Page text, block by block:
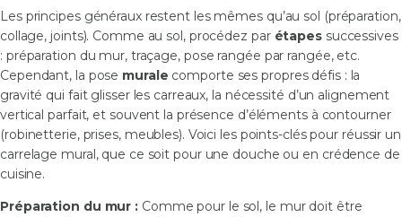
Les principes généraux restent les mêmes qu’au sol (préparation,
collage, joints). Comme au sol, procédez par étapes successives
: préparation du mur, traçage, pose rangée par rangée, etc.
Cependant, la pose murale comporte ses propres défis : la
gravité qui fait glisser les carreaux, la nécessité d’un alignement
vertical parfait, et souvent la présence d’éléments à contourner
(robinetterie, prises, meubles). Voici les points-clés pour réussir un
carrelage mural, que ce soit pour une douche ou en crédence de
cuisine.
Préparation du mur : Comme pour le sol, le mur doit être